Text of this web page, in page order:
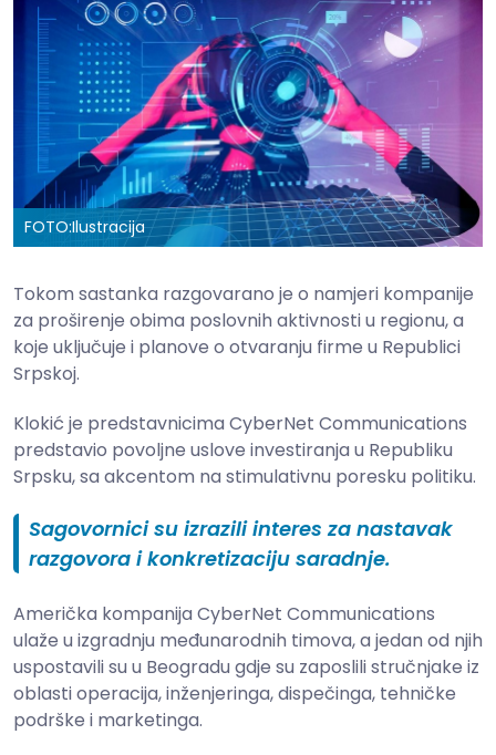
FOTO:Ilustracija
Tokom sastanka razgovarano je o namjeri kompanije
za proširenje obima poslovnih aktivnosti u regionu, a
koje uključuje i planove o otvaranju firme u Republici
Srpskoj.
Klokić je predstavnicima CyberNet Communications
predstavio povoljne uslove investiranja u Republiku
Srpsku, sa akcentom na stimulativnu poresku politiku.
Sagovornici su izrazili interes za nastavak
razgovora i konkretizaciju saradnje.
Američka kompanija CyberNet Communications
ulaže u izgradnju međunarodnih timova, a jedan od njih
uspostavili su u Beogradu gdje su zaposlili stručnjake iz
oblasti operacija, inženjeringa, dispečinga, tehničke
podrške i marketinga.